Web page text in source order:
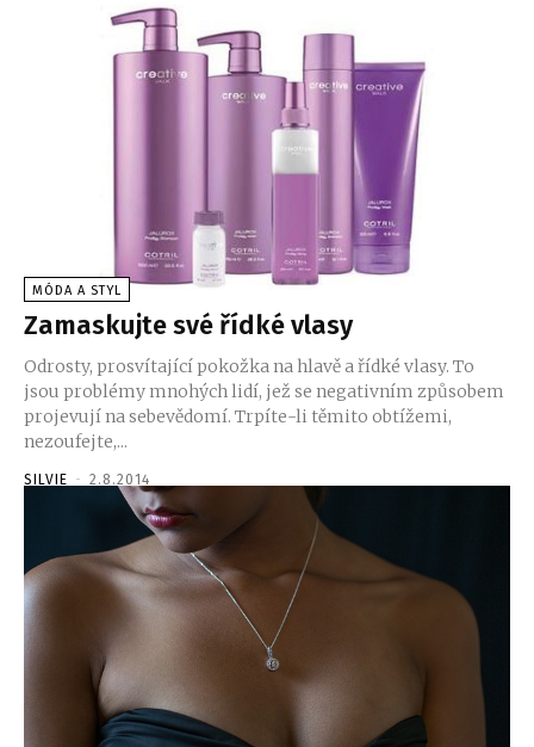
MÓDA A STYL
Zamaskujte své řídké vlasy
Odrosty, prosvítající pokožka na hlavě a řídké vlasy. To
jsou problémy mnohých lidí, jež se negativním způsobem
projevují na sebevědomí. Trpíte-li těmito obtížemi,
nezoufejte,...
SILVIE - 2.8.2014